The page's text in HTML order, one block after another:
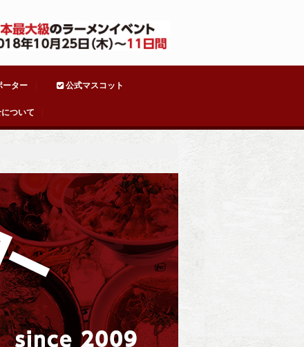
ーター 公式マスコット
ついて